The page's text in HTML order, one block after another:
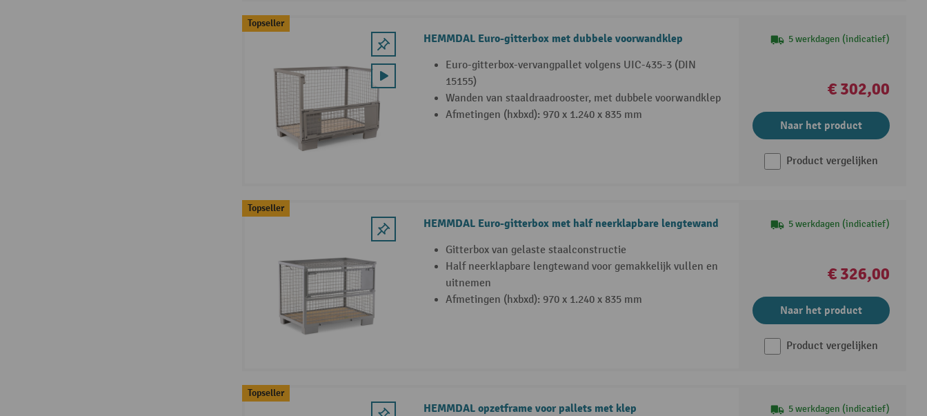
Topseller
HEMMDAL Euro-gitterbox met dubbele voorwandklep
Euro-gitterbox-vervangpallet volgens UIC-435-3 (DIN
15155)
Wanden van staaldraadrooster, met dubbele voorwandklep
Afmetingen (hxbxd): 970 x 1.240 x 835 mm
5 werkdagen (indicatief)
€ 302,00
Naar het product
Product vergelijken
Topseller
HEMMDAL Euro-gitterbox met half neerklapbare lengtewand
Gitterbox van gelaste staalconstructie
Half neerklapbare lengtewand voor gemakkelijk vullen en
uitnemen
Afmetingen (hxbxd): 970 x 1.240 x 835 mm
5 werkdagen (indicatief)
€ 326,00
Naar het product
Product vergelijken
Topseller
HEMMDAL opzetframe voor pallets met klep 5 werkdagen (indicatief)